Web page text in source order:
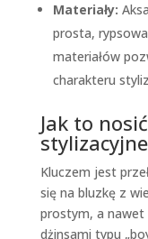
Materiały:
prosta,
materiałów
charakteru
Jak to
stylizacyjne
Kluczem jest
się na bluzkę z
prostym, a nawet
dżinsami typu